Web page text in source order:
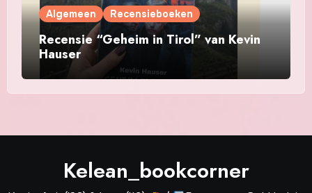
Algemeen Recensieboeken
Recensie “Geheim in Tirol” van Kevin
Hauser
Kelean_bookcorner